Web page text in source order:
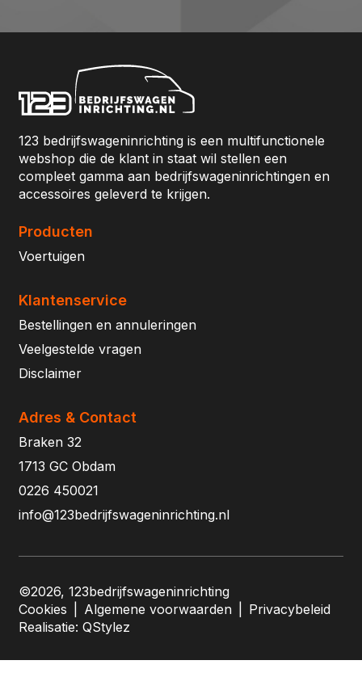
123 bedrijfswageninrichting is een multifunctionele
webshop die de klant in staat wil stellen een
compleet gamma aan bedrijfswageninrichtingen en
accessoires geleverd te krijgen.
Producten
Voertuigen
Klantenservice
Bestellingen en annuleringen
Veelgestelde vragen
Disclaimer
Adres & Contact
Braken 32
1713 GC Obdam
0226 450021
info@123bedrijfswageninrichting.nl
©2026, 123bedrijfswageninrichting
Cookies
Algemene voorwaarden
Privacybeleid
Realisatie: QStylez